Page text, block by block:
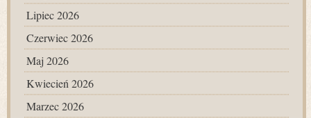
Lipiec 2026
Czerwiec 2026
Maj 2026
Kwiecień 2026
Marzec 2026